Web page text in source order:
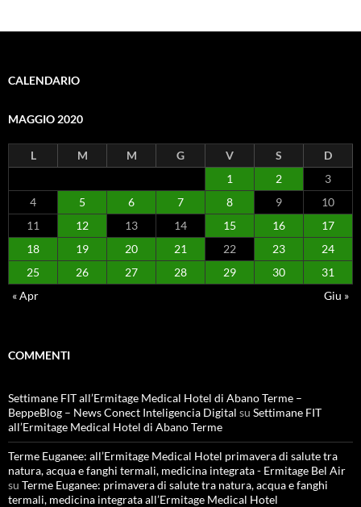
CALENDARIO
MAGGIO 2020
L M M G V S
D
1
2
3
4
5 6 7 8 9
10
11
12 13 14 15 16
17
18
19 20 21 22 23
24
25
26 27 28 29 30
31
« Apr
Giu »
COMMENTI
Settimane FIT all’Ermitage Medical Hotel di Abano Terme –
BeppeBlog – News Conect Inteligencia Digital su Settimane FIT
all’Ermitage Medical Hotel di Abano Terme
Terme Euganee: all’Ermitage Medical Hotel primavera di salute tra
natura, acqua e fanghi termali, medicina integrata - Ermitage Bel Air
su Terme Euganee: primavera di salute tra natura, acqua e fanghi
termali, medicina integrata all’Ermitage Medical Hotel